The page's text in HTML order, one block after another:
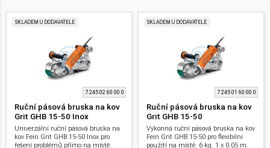
SKLADEM U DODAVATELE
7 245 02 60 00 0
Ruční pásová bruska na kov
Grit GHB 15-50 Inox
Univerzální ruční pásová bruska na
kov Fein Grit GHB 15-50 Inox pro
řešení problémů přímo na místě.
SKLADEM U DODAVATELE
7 245 01 60 00 0
Ruční pásová bruska na kov
Grit GHB 15-50
Výkonná ruční pásová bruska na kov
Fein Grit GHB 15-50 pro flexibilní
použití na místě. 6 kg. 1 x 0.05 m.